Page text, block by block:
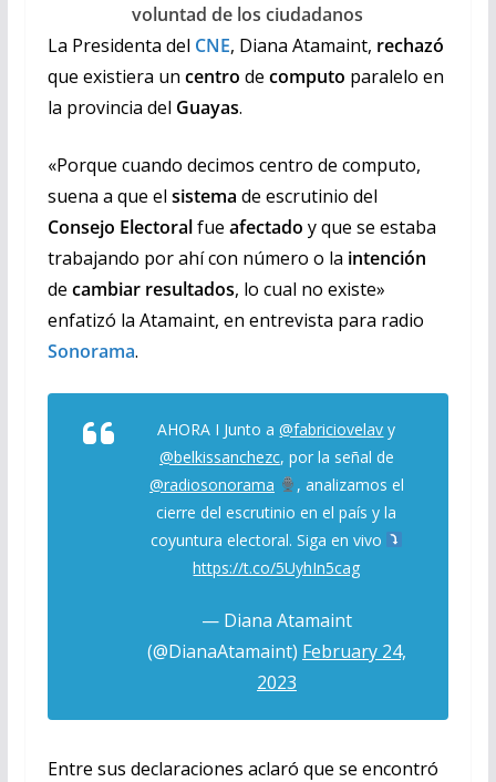
voluntad de los ciudadanos
La Presidenta del CNE, Diana Atamaint, rechazó
que existiera un centro de computo paralelo en
la provincia del Guayas.
«Porque cuando decimos centro de computo,
suena a que el sistema de escrutinio del
Consejo Electoralfue afectado y que se estaba
trabajando por ahí con número o la intención
de cambiar resultados, lo cual no existe»
enfatizó la Atamaint, en entrevista para radio
Sonorama.
AHORA I Junto a@fabriciovelav y
@belkissanchezc, por la señal de
@radiosonorama
, analizamos el
cierre del escrutinio en el país y la
coyuntura electoral. Siga en vivo
https://t.co/5UyhIn5cag
— Diana Atamaint
(@DianaAtamaint) February 24,
2023
Entre sus declaraciones aclaró que se encontró